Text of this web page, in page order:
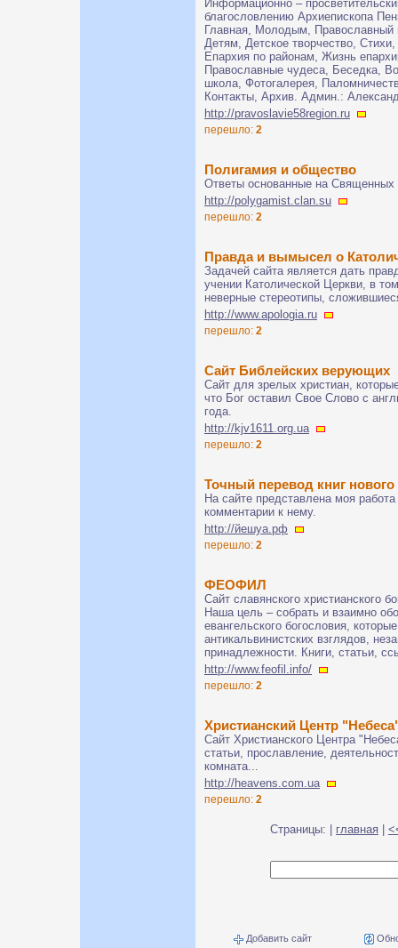
Информационно –
благословлению Архиепископа
Главная, Молодым, Православный
Детям, Детское творчество,
Епархия по районам, Жизнь
Православные чудеса, Беседка,
школа, Фотогалерея,
Контакты, Архив. Админ.:
http://pravoslavie58region.ru
перешло: 2
Полигамия и общество
Ответы основанные на Священных
http://polygamist.clan.su
перешло: 2
Правда и вымысел о
Задачей сайта является дать
учении Католической Церкви, в
неверные стереотипы,
http://www.apologia.ru
перешло: 2
Сайт Библейских верующих
Сайт для зрелых христиан,
что Бог оставил Свое Слово с
года.
http://kjv1611.org.ua
перешло: 2
Точный перевод книг нового
На сайте представлена моя
комментарии к нему.
http://йешуа.рф
перешло: 2
ФЕОФИЛ
Сайт славянского христианского
Наша цель – собрать и взаимно
евангельского богословия,
антикальвинистских взглядов,
принадлежности. Книги, статьи,
http://www.feofil.info/
перешло: 2
Христианский Центр
Сайт Христианского Центра
статьи, прославление,
комната...
http://heavens.com.ua
перешло: 2
Страницы: | главная
Добавить сайт